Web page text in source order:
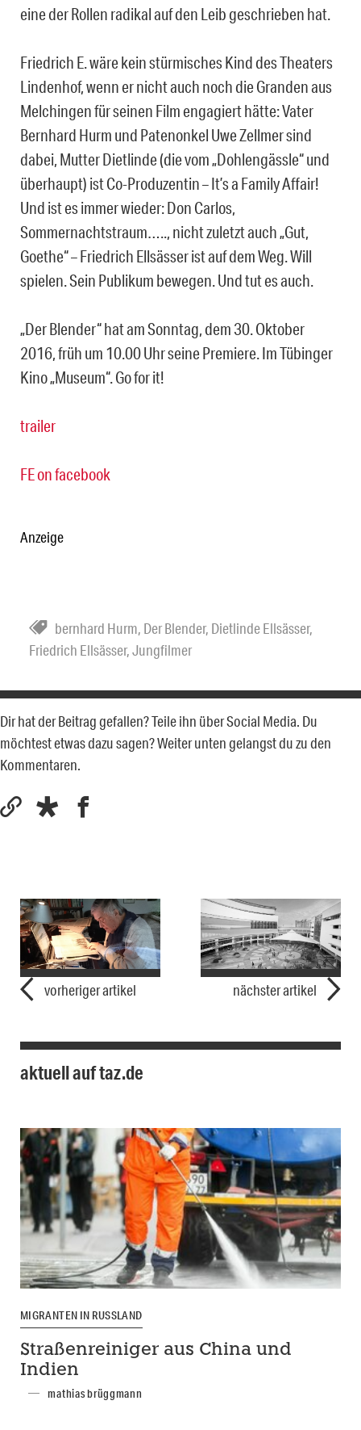
eine der Rollen radikal auf den Leib geschrieben hat.
Friedrich E. wäre kein stürmisches Kind des Theaters
Lindenhof, wenn er nicht auch noch die Granden aus
Melchingen für seinen Film engagiert hätte: Vater
Bernhard Hurm und Patenonkel Uwe Zellmer sind
dabei, Mutter Dietlinde (die vom „Dohlengässle“ und
überhaupt) ist Co-Produzentin – It’s a Family Affair!
Und ist es immer wieder: Don Carlos,
Sommernachtstraum….., nicht zuletzt auch „Gut,
Goethe“ – Friedrich Ellsässer ist auf dem Weg. Will
spielen. Sein Publikum bewegen. Und tut es auch.
„Der Blender“ hat am Sonntag, dem 30. Oktober
2016, früh um 10.00 Uhr seine Premiere. Im Tübinger
Kino „Museum“. Go for it!
trailer
FE on facebook
Anzeige
bernhard Hurm, Der Blender, Dietlinde Ellsässer,
Friedrich Ellsässer,Jungfilmer
Dir hat der Beitrag gefallen? Teile ihn über Social Media. Du
möchtest etwas dazu sagen? Weiter unten gelangst du zu den
Kommentaren.
vorheriger artikel nächster artikel
aktuell auf taz.de
MIGRANTEN IN RUSSLAND
Straßenreiniger aus China und
Indien
mathias brüggmann